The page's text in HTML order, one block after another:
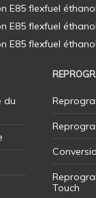
du
Touch
E85 flexfuel
E85 flexfuel
E85 flexfuel